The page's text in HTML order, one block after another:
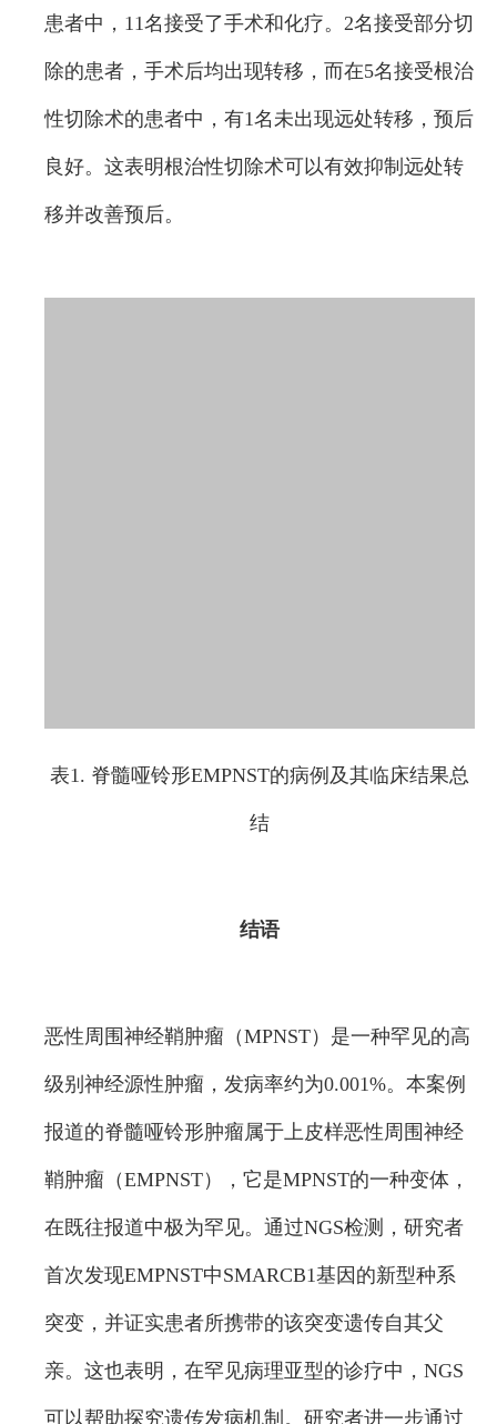
患者中，11名接受了手术和化疗。2名接受部分切
除的患者，手术后均出现转移，而在5名接受根治
性切除术的患者中，有1名未出现远处转移，预后
良好。这表明根治性切除术可以有效抑制远处转
移并改善预后。
表1. 脊髓哑铃形EMPNST的病例及其临床结果总
结
结语
恶性周围神经鞘肿瘤（MPNST）是一种罕见的高
级别神经源性肿瘤，发病率约为0.001%。本案例
报道的脊髓哑铃形肿瘤属于上皮样恶性周围神经
鞘肿瘤（EMPNST），它是MPNST的一种变体，
在既往报道中极为罕见。通过NGS检测，研究者
首次发现EMPNST中SMARCB1基因的新型种系
突变，并证实患者所携带的该突变遗传自其父
亲。这也表明，在罕见病理亚型的诊疗中，NGS
可以帮助探究遗传发病机制。研究者进一步通过